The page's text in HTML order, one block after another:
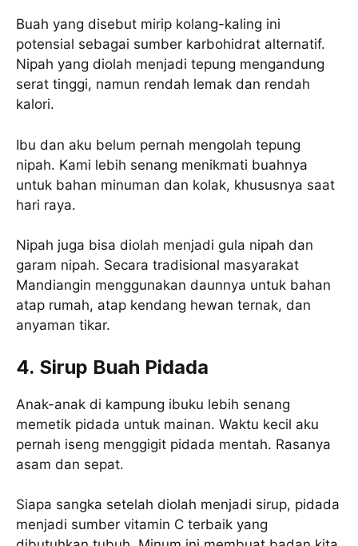
Buah yang disebut mirip kolang-kaling ini
potensial sebagai sumber karbohidrat alternatif.
Nipah yang diolah menjadi tepung mengandung
serat tinggi, namun rendah lemak dan rendah
kalori.
Ibu dan aku belum pernah mengolah tepung
nipah. Kami lebih senang menikmati buahnya
untuk bahan minuman dan kolak, khususnya saat
hari raya.
Nipah juga bisa diolah menjadi gula nipah dan
garam nipah. Secara tradisional masyarakat
Mandiangin menggunakan daunnya untuk bahan
atap rumah, atap kendang hewan ternak, dan
anyaman tikar.
4. Sirup Buah Pidada
Anak-anak di kampung ibuku lebih senang
memetik pidada untuk mainan. Waktu kecil aku
pernah iseng menggigit pidada mentah. Rasanya
asam dan sepat.
Siapa sangka setelah diolah menjadi sirup, pidada
menjadi sumber vitamin C terbaik yang